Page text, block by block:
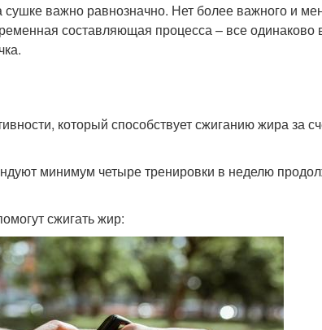
важно равнозначно. Нет более важного и
составляющая процесса – все одинаково
который способствует сжиганию жира за
минимум четыре тренировки в неделю
сжигать жир: